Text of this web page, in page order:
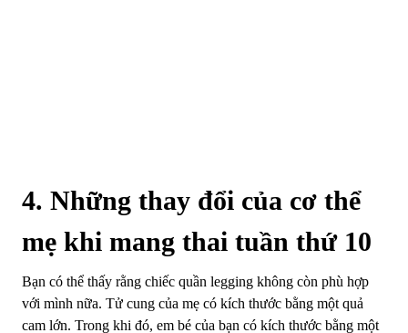
4. Những thay đổi của cơ thể
mẹ khi mang thai tuần thứ 10
Bạn có thể thấy rằng chiếc quần legging không còn phù hợp
với mình nữa. Tử cung của mẹ có kích thước bằng một quả
cam lớn. Trong khi đó, em bé của bạn có kích thước bằng một